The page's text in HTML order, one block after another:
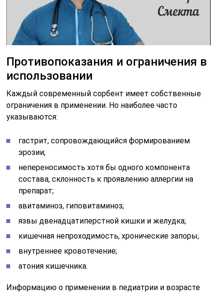
Противопоказания и ограничения в
использовании
Каждый современный сорбент имеет собственные
ограничения в применении. Но наиболее часто
указываются:
гастрит, сопровождающийся формированием
эрозии;
непереносимость хотя бы одного компонента
состава, склонность к проявлению аллергии на
препарат;
авитаминоз, гиповитаминоз;
язвы двенадцатиперстной кишки и желудка;
кишечная непроходимость, хронические запоры;
внутреннее кровотечение;
атония кишечника.
Информацию о применении в педиатрии и возрасте